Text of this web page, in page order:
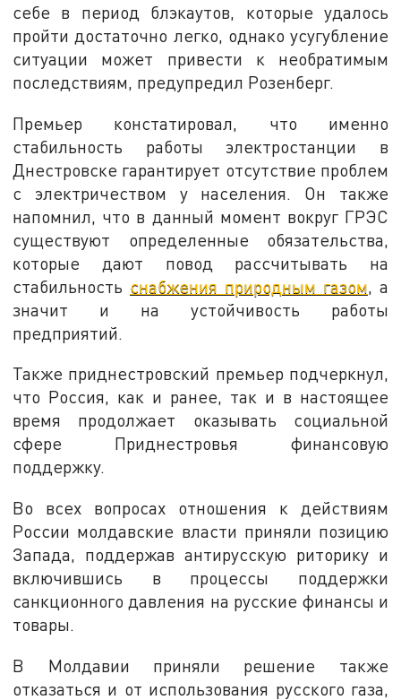
себе в период блэкаутов, которые удалось
пройти достаточно легко, однако усугубление
ситуации может привести к необратимым
последствиям, предупредил Розенберг.
Премьер констатировал, что именно
стабильность работы электростанции в
Днестровске гарантирует отсутствие проблем
с электричеством у населения. Он также
напомнил, что в данный момент вокруг ГРЭС
существуют определенные обязательства,
которые дают повод рассчитывать на
стабильность снабжения природным газом , а
значит и на устойчивость работы
предприятий.
Также приднестровский премьер подчеркнул,
что Россия, как и ранее, так и в настоящее
время продолжает оказывать социальной
сфере Приднестровья финансовую
поддержку.
Во всех вопросах отношения к действиям
России молдавские власти приняли позицию
Запада, поддержав антирусскую риторику и
включившись в процессы поддержки
санкционного давления на русские финансы и
товары.
В Молдавии приняли решение также
отказаться и от использования русского газа,